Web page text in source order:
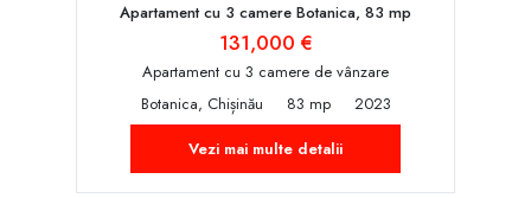
Apartament cu 3 camere Botanica, 83 mp
131,000 €
Apartament cu 3 camere de vânzare
Botanica, Chișinău
83 mp
2023
Vezi mai multe detalii